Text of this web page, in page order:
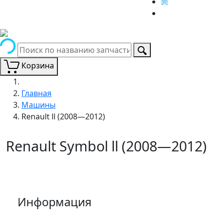
Корзина
Главная
Машины
Renault ll (2008—2012)
Renault Symbol ll (2008—2012)
Информация